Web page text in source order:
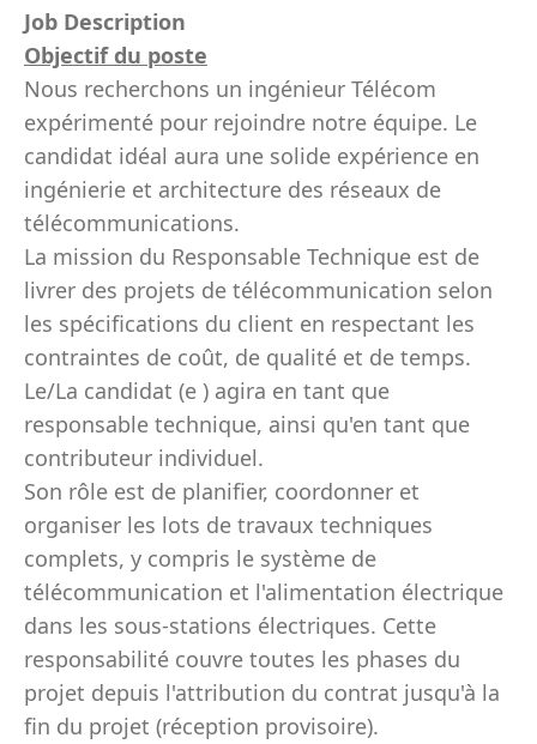
Job Description
Objectif du poste
Nous recherchons un ingénieur Télécom
expérimenté pour rejoindre notre équipe. Le
candidat idéal aura une solide expérience en
ingénierie et architecture des réseaux de
télécommunications.
La mission du Responsable Technique est de
livrer des projets de télécommunication selon
les spécifications du client en respectant les
contraintes de coût, de qualité et de temps.
Le/La candidat (e ) agira en tant que
responsable technique, ainsi qu'en tant que
contributeur individuel.
Son rôle est de planifier, coordonner et
organiser les lots de travaux techniques
complets, y compris le système de
télécommunication et l'alimentation électrique
dans les sous-stations électriques. Cette
responsabilité couvre toutes les phases du
projet depuis l'attribution du contrat jusqu'à la
fin du projet (réception provisoire).